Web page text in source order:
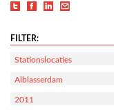
FILTER:
Stationslocaties
Alblasserdam
2011